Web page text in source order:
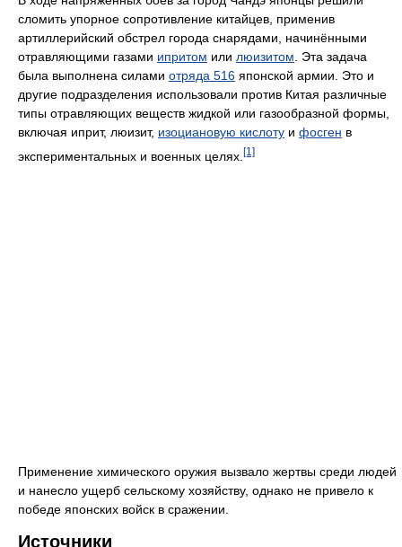
сломить упорное сопротивление китайцев, применив
артиллерийский обстрел города снарядами, начинёнными
отравляющими газами ипритом или люизитом. Эта задача
была выполнена силами отряда 516 японской армии. Это и
другие подразделения использовали против Китая различные
типы отравляющих веществ жидкой или газообразной формы,
включая иприт, люизит, изоциановую кислоту и фосген в
экспериментальных и военных целях. [1]
Применение химического оружия вызвало жертвы среди людей
и нанесло ущерб сельскому хозяйству, однако не привело к
победе японских войск в сражении.
Источники